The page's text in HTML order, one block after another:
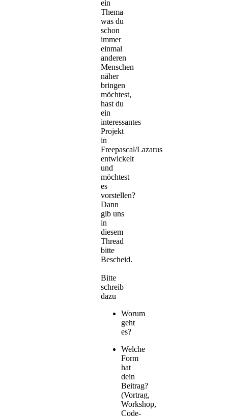
ein
Thema
was du
schon
immer
einmal
anderen
Menschen
näher
bringen
möchtest,
hast du
ein
interessantes
Projekt
in
Freepascal/Lazarus
entwickelt
und
möchtest
es
vorstellen?
Dann
gib uns
in
diesem
Thread
bitte
Bescheid.
Bitte
schreib
dazu
Worum
geht
es?
Welche
Form
hat
dein
Beitrag?
(Vortrag,
Workshop,
Code-